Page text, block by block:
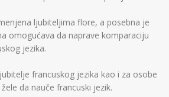
ljubiteljima flore, a posebna je
omogućava da naprave komparaciju
jezika.
francuskog jezika kao i za osobe
da nauče francuski jezik.